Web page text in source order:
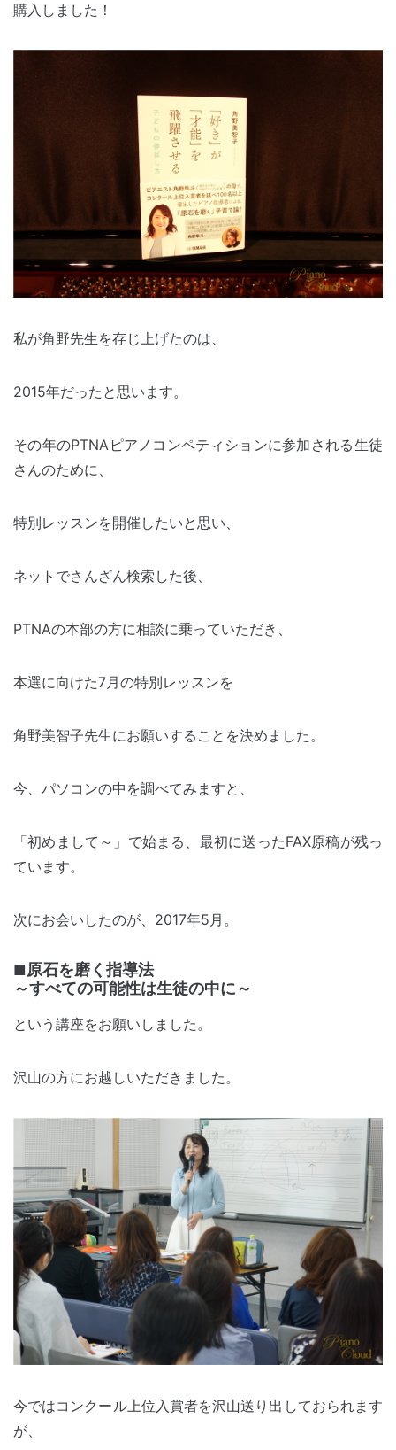
購入しました！
私が角野先生を存じ上げたのは、
2015年だったと思います。
その年のPTNAピアノコンペティションに参加される生徒
さんのために、
特別レッスンを開催したいと思い、
ネットでさんざん検索した後、
PTNAの本部の方に相談に乗っていただき、
本選に向けた7月の特別レッスンを
角野美智子先生にお願いすることを決めました。
今、パソコンの中を調べてみますと、
「初めまして～」で始まる、最初に送ったFAX原稿が残っ
ています。
次にお会いしたのが、2017年5月。
原石を磨く指導法
～すべての可能性は生徒の中に～
という講座をお願いしました。
沢山の方にお越しいただきました。
今ではコンクール上位入賞者を沢山送り出しておられます
が、